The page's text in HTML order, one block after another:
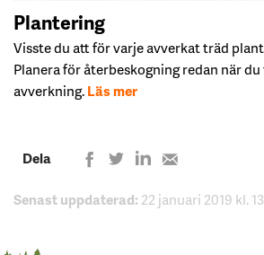
Plantering
Visste du att för varje avverkat träd
Planera för återbeskogning redan när
avverkning.Läs mer
Dela
Dela
Facebook
Dela
Twitter
Dela
LinkedIn
Share
e-
Senast uppdaterad: 22 januari 2019 kl.